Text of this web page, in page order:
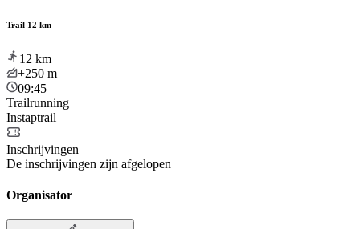
Trail 12 km
12 km
+250 m
09:45
Trailrunning
Instaptrail
Inschrijvingen
De inschrijvingen zijn afgelopen
Organisator